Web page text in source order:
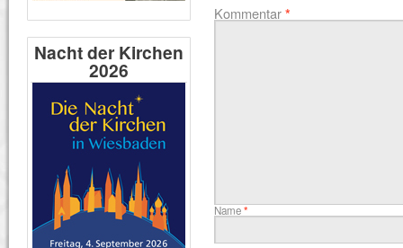
Kommentar *
Name*
Nacht der Kirchen
2026